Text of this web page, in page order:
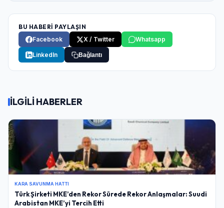
BU HABERİ PAYLAŞIN
Facebook
X / Twitter Whatsapp
LinkedIn Bağlantı
İLGİLİ HABERLER
KARA SAVUNMA HATTI
Türk Şirketi MKE’den Rekor Sürede Rekor Anlaşmalar: Suudi
Arabistan MKE’yi Tercih Etti